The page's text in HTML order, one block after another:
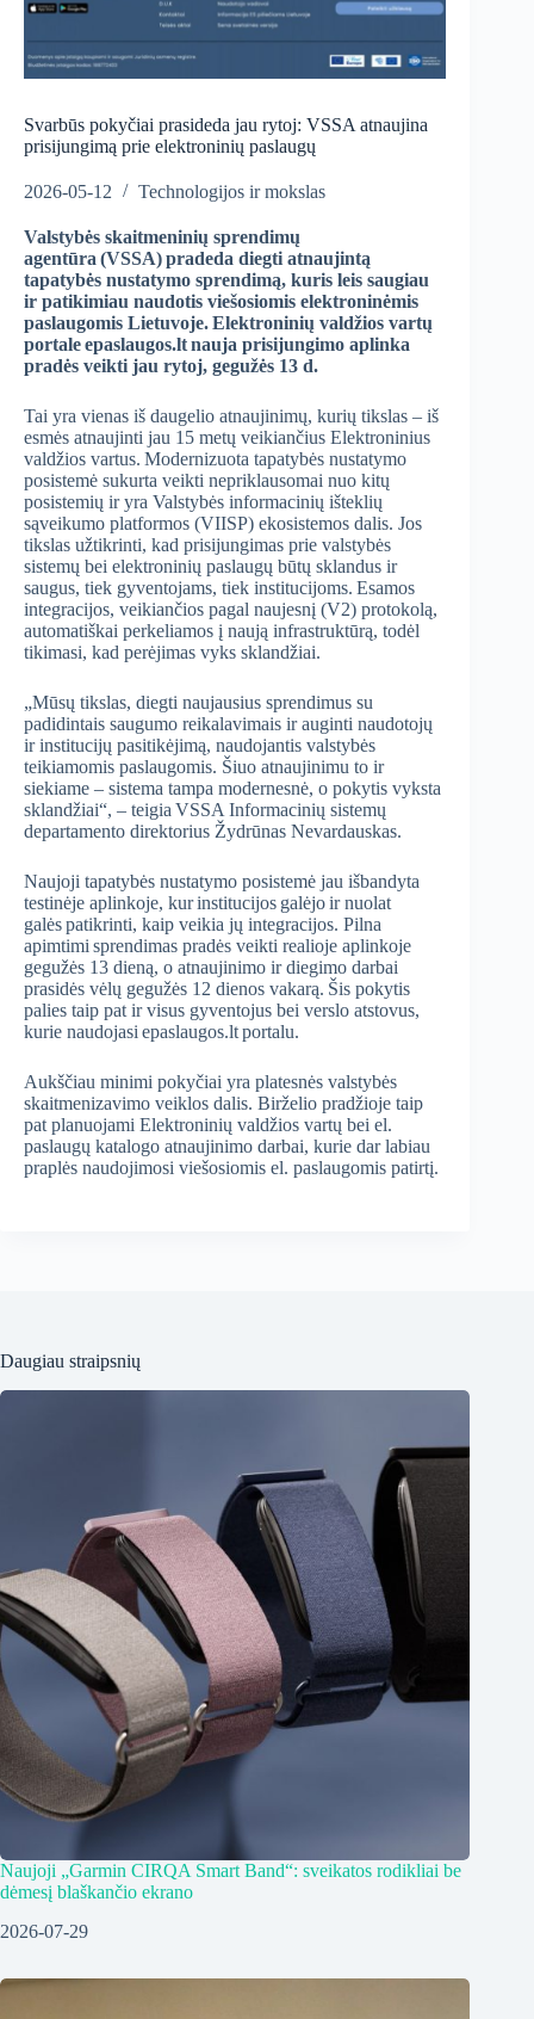
Svarbūs pokyčiai prasideda jau rytoj: VSSA atnaujina
prisijungimą prie elektroninių paslaugų
2026-05-12 Technologijos ir mokslas
Valstybės skaitmeninių sprendimų
agentūra (VSSA) pradeda diegti atnaujintą
tapatybės nustatymo sprendimą, kuris leis saugiau
ir patikimiau naudotis viešosiomis elektroninėmis
paslaugomis Lietuvoje. Elektroninių valdžios vartų
portale epaslaugos.lt nauja prisijungimo aplinka
pradės veikti jau rytoj, gegužės 13 d.
Tai yra vienas iš daugelio atnaujinimų, kurių tikslas – iš
esmės atnaujinti jau 15 metų veikiančius Elektroninius
valdžios vartus. Modernizuota tapatybės nustatymo
posistemė sukurta veikti nepriklausomai nuo kitų
posistemių ir yra Valstybės informacinių išteklių
sąveikumo platformos (VIISP) ekosistemos dalis. Jos
tikslas užtikrinti, kad prisijungimas prie valstybės
sistemų bei elektroninių paslaugų būtų sklandus ir
saugus, tiek gyventojams, tiek institucijoms. Esamos
integracijos, veikiančios pagal naujesnį (V2) protokolą,
automatiškai perkeliamos į naują infrastruktūrą, todėl
tikimasi, kad perėjimas vyks sklandžiai.
„Mūsų tikslas, diegti naujausius sprendimus su
padidintais saugumo reikalavimais ir auginti naudotojų
ir institucijų pasitikėjimą, naudojantis valstybės
teikiamomis paslaugomis. Šiuo atnaujinimu to ir
siekiame – sistema tampa modernesnė, o pokytis vyksta
sklandžiai“, – teigia VSSA Informacinių sistemų
departamento direktorius Žydrūnas Nevardauskas.
Naujoji tapatybės nustatymo posistemė jau išbandyta
testinėje aplinkoje, kur institucijos galėjo ir nuolat
galės patikrinti, kaip veikia jų integracijos. Pilna
apimtimi sprendimas pradės veikti realioje aplinkoje
gegužės 13 dieną, o atnaujinimo ir diegimo darbai
prasidės vėlų gegužės 12 dienos vakarą. Šis pokytis
palies taip pat ir visus gyventojus bei verslo atstovus,
kurie naudojasi epaslaugos.lt portalu.
Aukščiau minimi pokyčiai yra platesnės valstybės
skaitmenizavimo veiklos dalis. Birželio pradžioje taip
pat planuojami Elektroninių valdžios vartų bei el.
paslaugų katalogo atnaujinimo darbai, kurie dar labiau
praplės naudojimosi viešosiomis el. paslaugomis patirtį.
Daugiau straipsnių
Naujoji „Garmin CIRQA Smart Band“: sveikatos rodikliai be
dėmesį blaškančio ekrano
2026-07-29